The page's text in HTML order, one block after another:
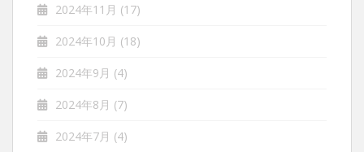
2024年11月 (17)
2024年10月 (18)
2024年9月 (4)
2024年8月 (7)
2024年7月 (4)